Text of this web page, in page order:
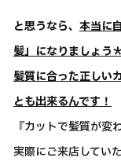
と思うなら、 本当に
髪」になりましょう
髪質に合った正しい
とも出来るんです！
『カットで髪質が変
実際にご来店してい